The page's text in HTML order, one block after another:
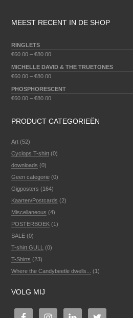
MEEST RECENT IN DE SHOP
RINGLETS
€60.00 –€80.00
MICHELLE DAVID & THE TRUETONES
€60.00 –€80.00
PHOSPHORESCENT
€60.00 –€80.00
PRODUCT CATEGORIEËN
Art (52)
Cyclops T-shirt (0)
downloads (0)
Geen categorie (0)
Gigposters (164)
Kaarten/Postcards (2)
Miscellaneous (4)
POSTERBOEK (1)
SALE (0)
T-shirt GULL
(0)
T-Shirts (23)
Where the Candybeetle dwells...
(1)
VOLG MIJ